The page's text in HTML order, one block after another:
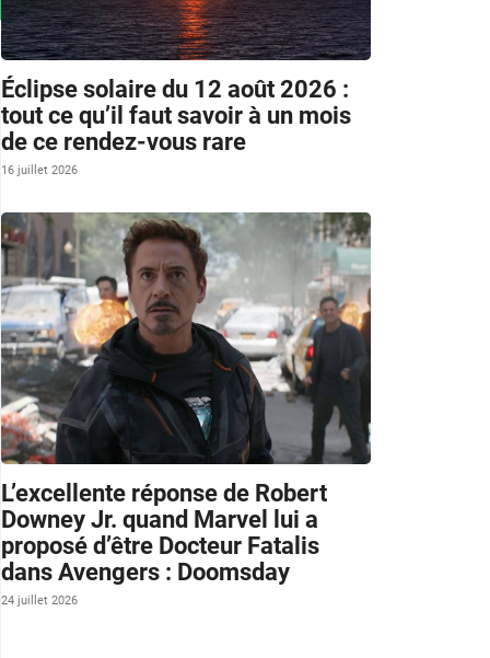
Éclipse solaire du 12 août 2026 :
tout ce qu’il faut savoir à un mois
de ce rendez-vous rare
16 juillet 2026
L’excellente réponse de Robert
Downey Jr. quand Marvel lui a
proposé d’être Docteur Fatalis
dans Avengers : Doomsday
24 juillet 2026